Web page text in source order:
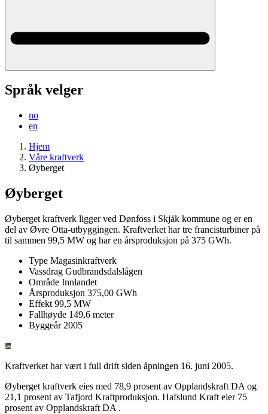
Språk velger
no
en
Hjem
Våre kraftverk
Øyberget
Øyberget
Øyberget kraftverk ligger ved Dønfoss i Skjåk kommune og er en
del av Øvre Otta-utbyggingen. Kraftverket har tre francisturbiner på
til sammen 99,5 MW og har en årsproduksjon på 375 GWh.
Type Magasinkraftverk
Vassdrag Gudbrandsdalslågen
Område Innlandet
Årsproduksjon 375,00 GWh
Effekt 99,5 MW
Fallhøyde 149,6 meter
Byggeår 2005
Kraftverket har vært i full drift siden åpningen 16. juni 2005.
Øyberget kraftverk eies med 78,9 prosent av Opplandskraft DA og
21,1 prosent av Tafjord Kraftproduksjon. Hafslund Kraft eier 75
prosent av Opplandskraft DA .